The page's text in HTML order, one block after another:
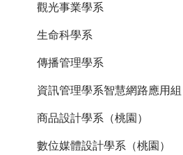
觀光事業學系
生命科學系
傳播管理學系
資訊管理學系智慧網路應用組
商品設計學系（桃園）
數位媒體設計學系（桃園）